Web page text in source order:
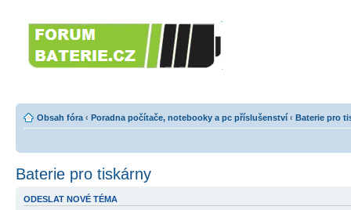
Obsah fóra ‹ Poradna počítače, notebooky a pc příslušenství ‹ Baterie pro
Baterie pro tiskárny
ODESLAT NOVÉ TÉMA